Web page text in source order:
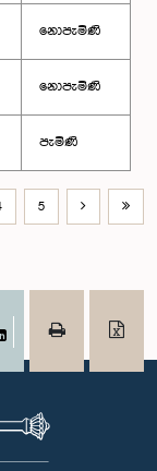
නොපැමිණි
නොපැමිණි
පැමිණි
5
LinkedIn